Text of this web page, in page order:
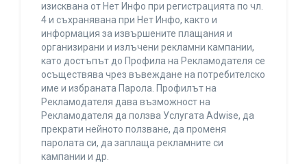
изисквана от Нет Инфо при регистрацията по чл.
4 и съхранявана при Нет Инфо, както и
информация за извършените плащания и
организирани и излъчени рекламни кампании,
като достъпът до Профила на Рекламодателя се
осъществява чрез въвеждане на потребителско
име и избраната Парола. Профилът на
Рекламодателя дава възможност на
Рекламодателя да ползва Услугата Adwise, да
прекрати нейното ползване, да променя
паролата си, да заплаща рекламните си
кампании и др.